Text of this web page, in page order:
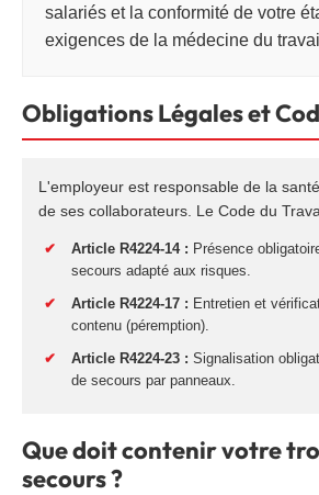
salariés et la conformité de votre
exigences de la médecine du
Obligations Légales et
L'employeur est responsable de la
de ses collaborateurs. Le Code du
✔ Article R4224-14 : Présence
secours adapté aux risques.
✔
Article R4224-17 : Entretien et
contenu (péremption).
✔
Article R4224-23 : Signalisation
de secours par panneaux.
Que doit contenir votre
secours ?